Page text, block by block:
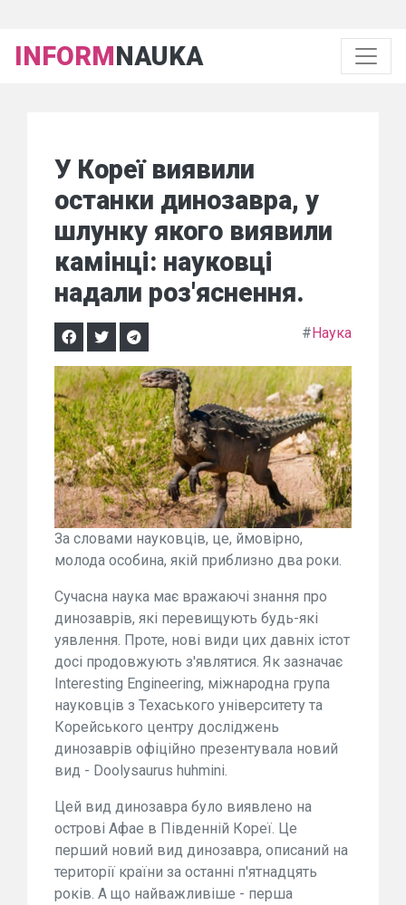
INFORMNAUKA
У Кореї виявили
останки динозавра, у
шлунку якого виявили
камінці: науковці
надали роз'яснення.
#Наука
За словами науковців, це, ймовірно,
молода особина, якій приблизно два роки.
Сучасна наука має вражаючі знання про
динозаврів, які перевищують будь-які
уявлення. Проте, нові види цих давніх істот
досі продовжують з'являтися. Як зазначає
Interesting Engineering, міжнародна група
науковців з Техаського університету та
Корейського центру досліджень
динозаврів офіційно презентувала новий
вид - Doolysaurus huhmini.
Цей вид динозавра було виявлено на
острові Афае в Південній Кореї. Це
перший новий вид динозавра, описаний на
території країни за останні п'ятнадцять
років. А що найважливіше - перша